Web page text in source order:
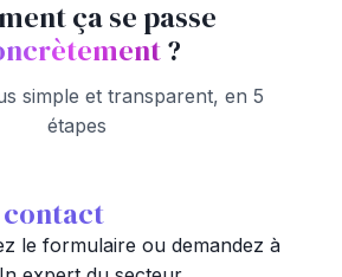
ça se passe
?
simple et transparent, en 5
étapes
contact
le formulaire ou demandez à